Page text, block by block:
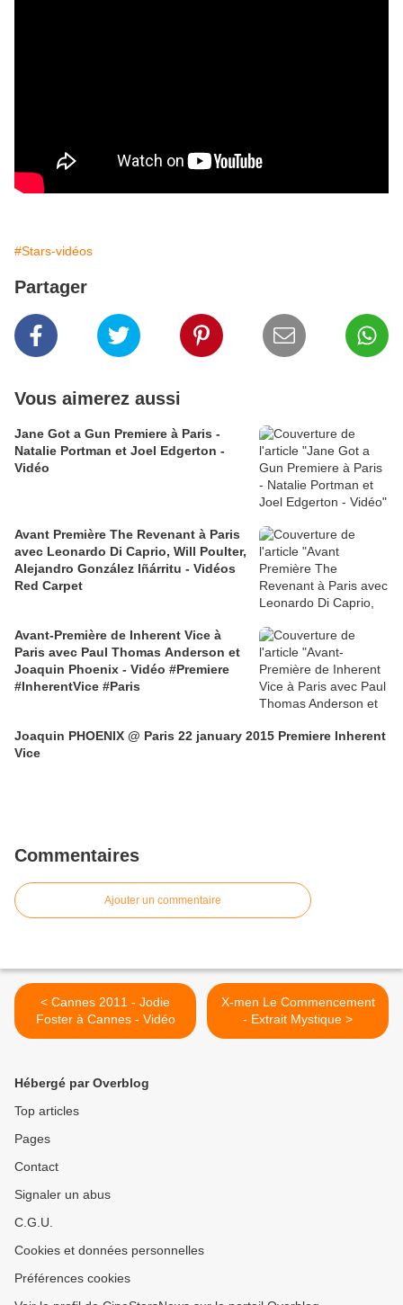
#Stars-vidéos
Partager
Vous aimerez aussi
Jane Got a Gun Premiere à Paris -
Natalie Portman et Joel Edgerton -
Vidéo
Avant Première The Revenant à Paris
avec Leonardo Di Caprio, Will Poulter,
Alejandro González Iñárritu - Vidéos
Red Carpet
Avant-Première de Inherent Vice à
Paris avec Paul Thomas Anderson et
Joaquin Phoenix - Vidéo #Premiere
#InherentVice #Paris
Joaquin PHOENIX @ Paris 22 january 2015 Premiere Inherent
Vice
Commentaires
Ajouter un commentaire
< Cannes 2011 - Jodie
Foster à Cannes - Vidéo
X-men Le Commencement
- Extrait Mystique >
Hébergé par Overblog
Top articles
Pages
Contact
Signaler un abus
C.G.U.
Cookies et données personnelles
Préférences cookies